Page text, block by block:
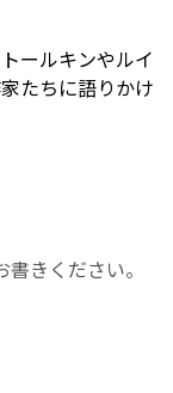
ールキンやルイ
たちに語りかけ
きください。